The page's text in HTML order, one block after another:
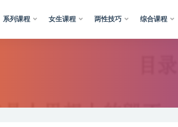
系列课程 女生课程 两性技巧 综合课程